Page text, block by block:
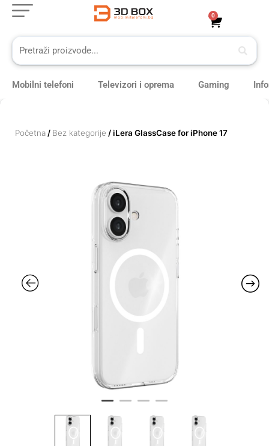
Skip
content
0
Cart
Mobilni telefoni Televizori i oprema Gaming
Početna / Bez kategorije / iLera GlassCase for iPhone 17